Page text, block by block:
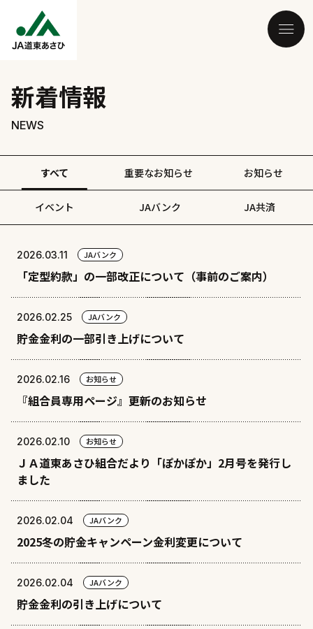
新着情報
NEWS
すべて 重要なお知らせ お知らせ
イベント JAバンク JA共済
2026.03.11 JAバンク
「定型約款」の一部改正について（事前のご案内）
2026.02.25 JAバンク
貯金金利の一部引き上げについて
2026.02.16 お知らせ
『組合員専用ページ』更新のお知らせ
2026.02.10 お知らせ
ＪＡ道東あさひ組合だより「ぽかぽか」2月号を発行し
ました
2026.02.04 JAバンク
2025冬の貯金キャンペーン金利変更について
2026.02.04 JAバンク
貯金金利の引き上げについて